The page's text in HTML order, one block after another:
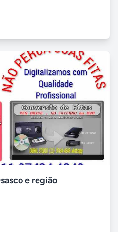
e região